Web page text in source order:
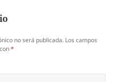
no será publicada. Los campos
*